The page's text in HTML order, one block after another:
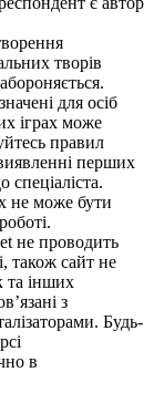
творів
для осіб
іграх може
правил
перших
спеціаліста.
не може бути
не проводить
також сайт не
та інших
з
Будь-
в